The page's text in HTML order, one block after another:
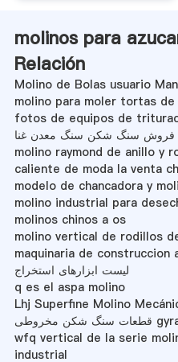
molinos para
Relación
Molino de Bolas usuario
molino para moler tortas de
fotos de equipos de
فروش سنگ شکن سنگ معدن غنا
molino raymond de anillo y
caliente de moda la venta
modelo de chancadora y
molino industrial para
molinos chinos a os
molino vertical de rodillos
maquinaria de construccion
لیست ابزارهای استخراج
q es el aspa molino
Lhj Superfine Molino
wfq vertical de la serie
industrial